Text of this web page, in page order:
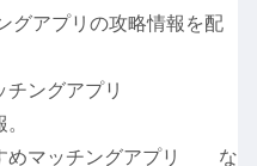
グアプリの攻略情報を配
チングアプリ
すめマッチングアプリ な